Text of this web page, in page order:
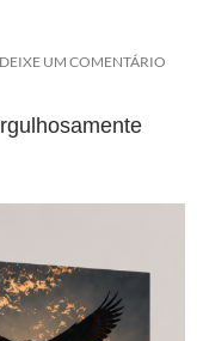
DEIXE UM COMENTÁRIO